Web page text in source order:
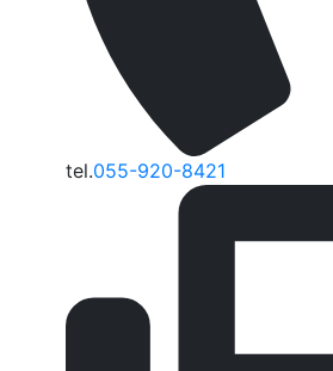
tel.055-920-8421